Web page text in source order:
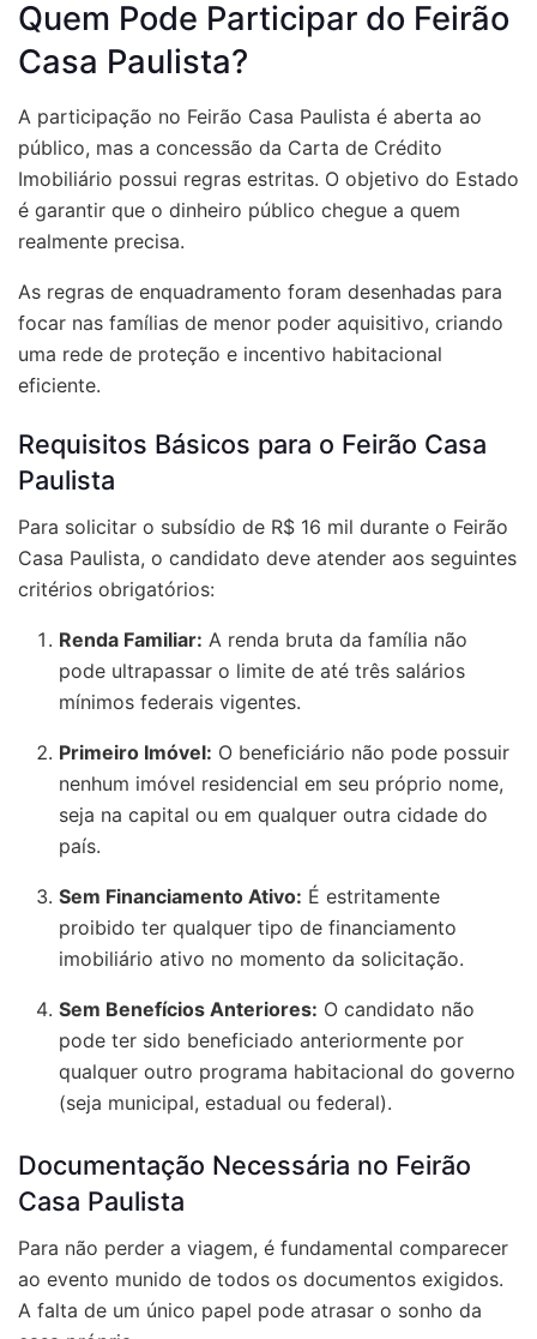
Quem Pode Participar do Feirão
Casa Paulista?
A participação no Feirão Casa Paulista é aberta ao
público, mas a concessão da Carta de Crédito
Imobiliário possui regras estritas. O objetivo do Estado
é garantir que o dinheiro público chegue a quem
realmente precisa.
As regras de enquadramento foram desenhadas para
focar nas famílias de menor poder aquisitivo, criando
uma rede de proteção e incentivo habitacional
eficiente.
Requisitos Básicos para o Feirão Casa
Paulista
Para solicitar o subsídio de R$ 16 mil durante o Feirão
Casa Paulista, o candidato deve atender aos seguintes
critérios obrigatórios:
Renda Familiar: A renda bruta da família não
pode ultrapassar o limite de até três salários
mínimos federais vigentes.
Primeiro Imóvel: O beneficiário não pode possuir
nenhum imóvel residencial em seu próprio nome,
seja na capital ou em qualquer outra cidade do
país.
Sem Financiamento Ativo: É estritamente
proibido ter qualquer tipo de financiamento
imobiliário ativo no momento da solicitação.
Sem Benefícios Anteriores: O candidato não
pode ter sido beneficiado anteriormente por
qualquer outro programa habitacional do governo
(seja municipal, estadual ou federal).
Documentação Necessária no Feirão
Casa Paulista
Para não perder a viagem, é fundamental comparecer
ao evento munido de todos os documentos exigidos.
A falta de um único papel pode atrasar o sonho da